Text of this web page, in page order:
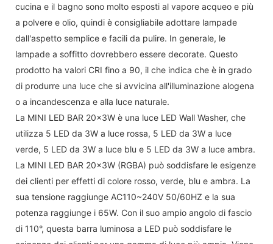
cucina e il bagno sono molto esposti al vapore acqueo e più
a polvere e olio, quindi è consigliabile adottare lampade
dall'aspetto semplice e facili da pulire. In generale, le
lampade a soffitto dovrebbero essere decorate. Questo
prodotto ha valori CRI fino a 90, il che indica che è in grado
di produrre una luce che si avvicina all'illuminazione alogena
o a incandescenza e alla luce naturale.
La MINI LED BAR 20x3W è una luce LED Wall Washer, che
utilizza 5 LED da 3W a luce rossa, 5 LED da 3W a luce
verde, 5 LED da 3W a luce blu e 5 LED da 3W a luce ambra.
La MINI LED BAR 20x3W (RGBA) può soddisfare le esigenze
dei clienti per effetti di colore rosso, verde, blu e ambra. La
sua tensione raggiunge AC110~240V 50/60HZ e la sua
potenza raggiunge i 65W. Con il suo ampio angolo di fascio
di 110°, questa barra luminosa a LED può soddisfare le